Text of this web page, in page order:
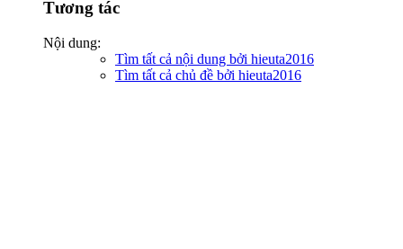
Tương tác
Nội dung:
Tìm tất cả nội dung bởi hieuta2016
Tìm tất cả chủ đề bởi hieuta2016